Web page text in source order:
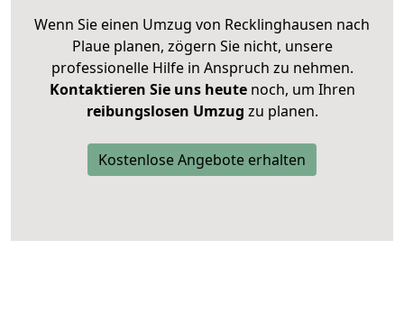
Wenn Sie einen Umzug von Recklinghausen nach
Plaue planen, zögern Sie nicht, unsere
professionelle Hilfe in Anspruch zu nehmen.
Kontaktieren Sie uns heutenoch, um Ihren
reibungslosen Umzug zu planen.
Kostenlose Angebote erhalten